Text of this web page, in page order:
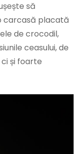
să
carcasă placată
de crocodil,
ceasului, de
și foarte